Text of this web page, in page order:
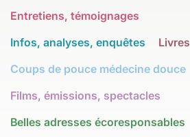
Entretiens, témoignages
Infos, analyses, enquêtes
Livres
Coups de pouce médecine douce
Films, émissions, spectacles
Belles adresses écoresponsables